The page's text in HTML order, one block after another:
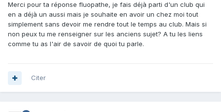
Merci pour ta réponse fluopathe, je fais déjà parti d'un club qui
en a déjà un aussi mais je souhaite en avoir un chez moi tout
simplement sans devoir me rendre tout le temps au club. Mais si
non peux tu me renseigner sur les anciens sujet? A tu les liens
comme tu as l'air de savoir de quoi tu parle.
Citer